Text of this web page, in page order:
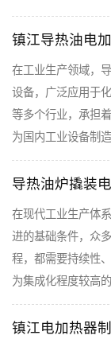
镇江导热油电
在工业生产领域，
设备，广泛应用于
等多个行业，承担
为国内工业设备制
导热油炉撬装
在现代工业生产体
进的基础条件，众
程，都需要持续性
为集成化程度较高
镇江电加热器